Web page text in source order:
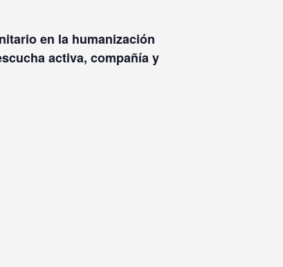
en la humanización
activa, compañía y